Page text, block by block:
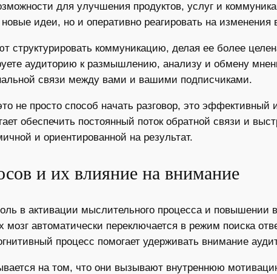
для улучшения продуктов, услуг и
идеи, но и оперативно реагировать на
структурировать коммуникацию, делая ее более
аудиторию к размышлению, анализу и обмену
связи между вами и вашими подписчиками.
не просто способ начать разговор, это эффективный
обеспечить постоянный поток обратной связи и
и ориентированной на результат.
и их влияние на внимание
в активации мыслительного процесса и повышении
автоматически переключается в режим поиска
процесс помогает удерживать внимание
на том, что они вызывают внутреннюю